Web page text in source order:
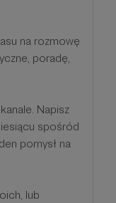
na rozmowę
poradę,
Napisz
spośród
pomysł na
lub